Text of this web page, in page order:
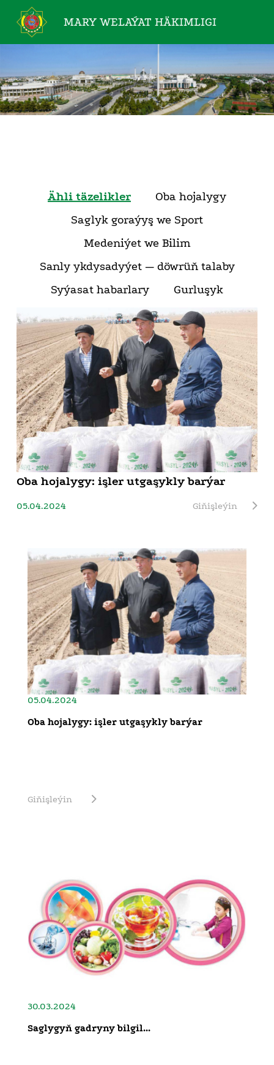
MARY WELAÝAT HÄKIMLIGI
Ähli täzelikler
Oba hojalygy
Saglyk goraýyş we Sport
Medeniýet we Bilim
Sanly ykdysadyýet — döwrüň talaby
Syýasat habarlary
Gurluşyk
Oba hojalygy: işler utgaşykly barýar
05.04.2024 Giňişleýin
05.04.2024
Oba hojalygy: işler utgaşykly barýar
Giňişleýin
30.03.2024
Saglygyň gadryny bilgil...